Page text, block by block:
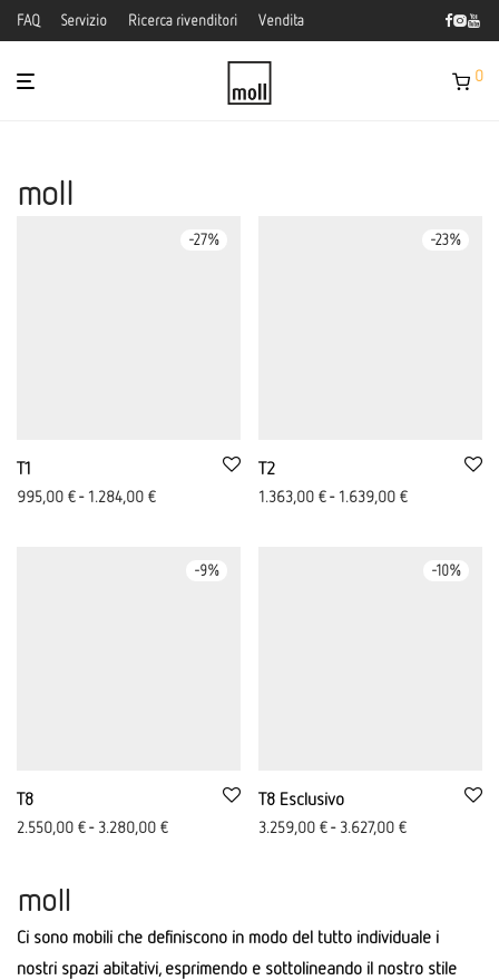
FAQ Servizio Ricerca rivenditori Vendita
0
moll
-27%
T1
995,00 €- 1.284,00 €
-23%
T2
1.363,00 €- 1.639,00 €
-9%
T8
2.550,00 €- 3.280,00 €
-10%
T8 Esclusivo
3.259,00 €- 3.627,00 €
moll
Ci sono mobili che definiscono in modo del tutto individuale i
nostri spazi abitativi, esprimendo e sottolineando il nostro stile